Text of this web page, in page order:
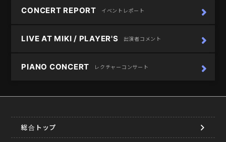
CONCERT REPORT イベントレポート
LIVE AT MIKI / PLAYER'S 出演者コメント
PIANO CONCERT レクチャーコンサート
総合トップ